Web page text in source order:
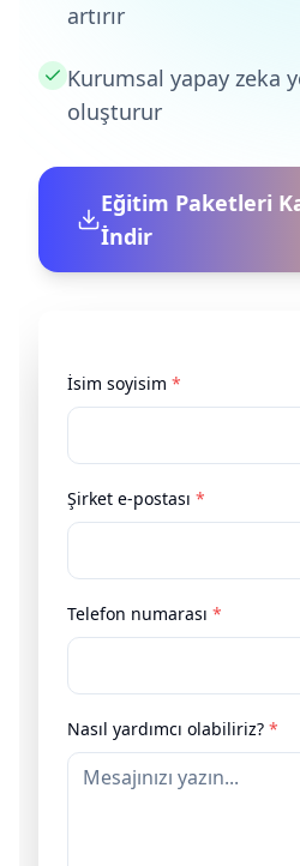
artırır
Kurumsal yapay zeka
oluşturur
Eğitim Paketleri
İndir
İsim soyisim *
Şirket e-postası *
Telefon numarası *
Nasıl yardımcı olabiliriz? *